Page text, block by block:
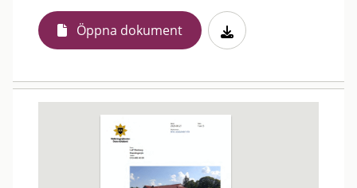
Öppna dokument